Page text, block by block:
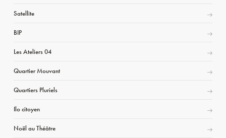
Satellite
BIP
Les Ateliers 04
Quartier Mouvant
Quartiers Pluriels
Ilo citoyen
Noël au Théâtre